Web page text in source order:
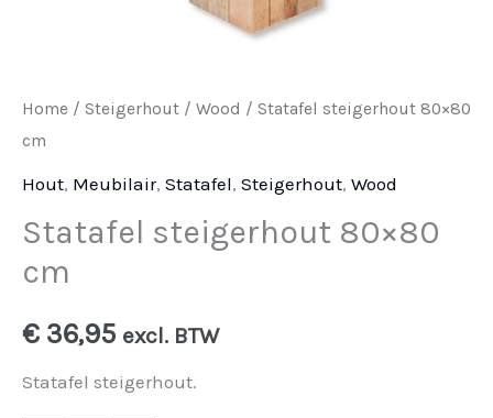
Home / Steigerhout / Wood / Statafel steigerhout 80×80
cm
Hout, Meubilair, Statafel, Steigerhout, Wood
Statafel steigerhout 80×80
cm
€ 36,95 excl. BTW
Statafel steigerhout.